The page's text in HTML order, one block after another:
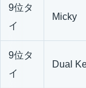
9位タ
イ
Micky
9位タ
イ
Dual